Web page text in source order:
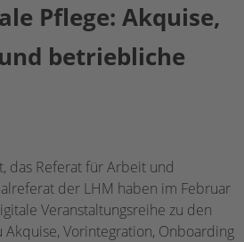
Pflege: Akquise,
betriebliche
das Referat für Arbeit und
der LHM haben im Februar
Veranstaltungsreihe zu den
Vorintegration, Onboarding